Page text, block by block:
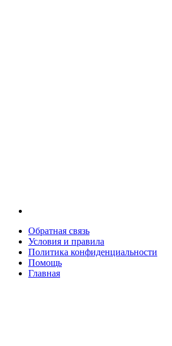
Обратная связь
Условия и правила
Политика конфиденциальности
Помощь
Главная